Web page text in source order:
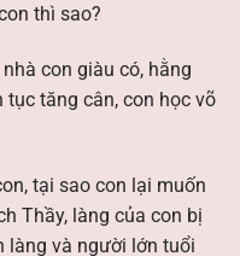
thì sao?
con giàu có, hằng
tục tăng cân, con học võ
tại sao con lại muốn
Thầy, làng của con bị
làng và người lớn tuổi